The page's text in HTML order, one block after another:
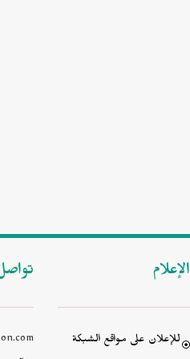
الإعلام
للإعلان على مواقع الشبكة